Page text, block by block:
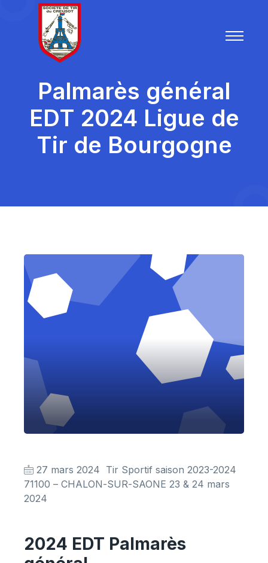
Palmarès général
EDT 2024 Ligue de
Tir de Bourgogne
27 mars 2024 Tir Sportif saison 2023-2024
71100 – CHALON-SUR-SAONE 23 & 24 mars
2024
2024 EDT Palmarès